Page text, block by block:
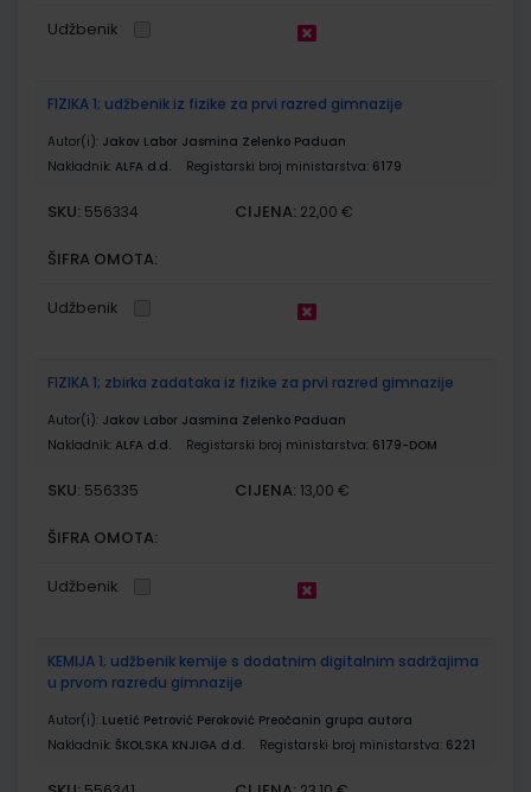
Udžbenik
FIZIKA 1; udžbenik iz fizike za prvi razred gimnazije
Autor(i): Jakov Labor Jasmina Zelenko Paduan
Nakladnik: ALFA d.d. Registarski broj ministarstva: 6179
SKU: 556334 CIJENA: 22,00 €
ŠIFRA OMOTA:
Udžbenik
FIZIKA 1; zbirka zadataka iz fizike za prvi razred gimnazije
Autor(i): Jakov Labor Jasmina Zelenko Paduan
Nakladnik: ALFA d.d. Registarski broj ministarstva: 6179-DOM
SKU: 556335 CIJENA: 13,00 €
ŠIFRA OMOTA:
Udžbenik
KEMIJA 1; udžbenik kemije s dodatnim digitalnim sadržajima
u prvom razredu gimnazije
Autor(i): Luetić Petrović Peroković Preočanin grupa autora
Nakladnik: ŠKOLSKA KNJIGA d.d. Registarski broj ministarstva: 6221